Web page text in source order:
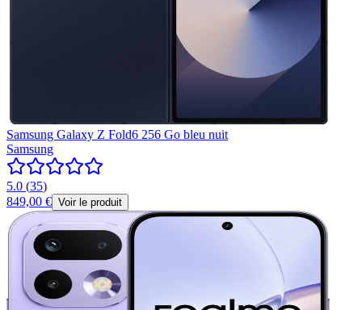
Samsung Galaxy Z Fold6 256 Go bleu nuit
Samsung
5.0 (35)
849,00 € Voir le produit